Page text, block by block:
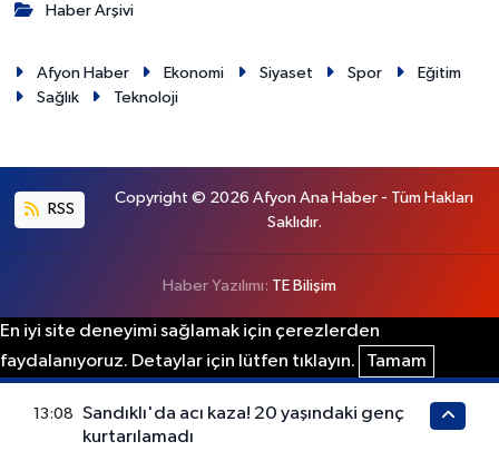
Haber Arşivi
Afyon Haber Ekonomi Siyaset Spor
Eğitim
Sağlık
Teknoloji
RSS
Copyright © 2026 Afyon Ana Haber - Tüm Hakları
Saklıdır.
Haber Yazılımı: TE Bilişim
En iyi site deneyimi sağlamak için çerezlerden
faydalanıyoruz. Detaylar için lütfen tıklayın.
Tamam
13:08
Sandıklı'da acı kaza! 20 yaşındaki genç
kurtarılamadı